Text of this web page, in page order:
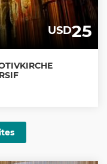
USD25